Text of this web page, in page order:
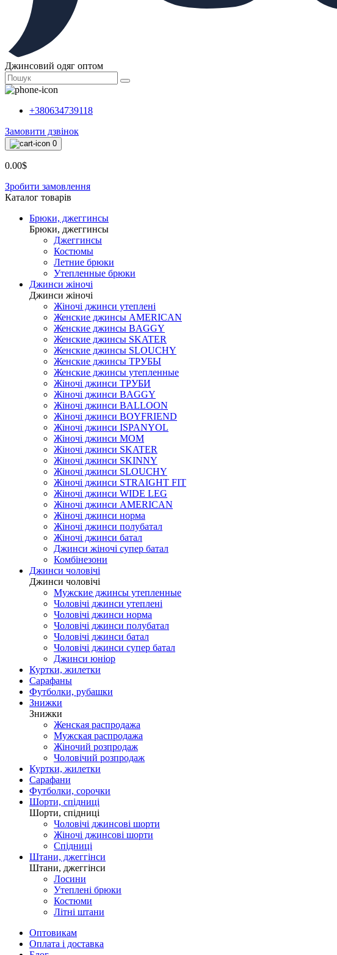
Джинсовий одяг оптом
+380634739118
Замовити дзвінок
0
0.00$
Зробити замовлення
Каталог товарiв
Брюки, джеггинсы
Брюки, джеггинсы
Джеггинсы
Костюмы
Летние брюки
Утепленные брюки
Джинси жіночі
Джинси жіночі
Жіночі джинси утеплені
Женские джинсы AMERICAN
Женские джинсы BAGGY
Женские джинсы SKATER
Женские джинсы SLOUCHY
Женские джинсы ТРУБЫ
Женские джинсы утепленные
Жіночі джинси ТРУБИ
Жіночі джинси BAGGY
Жіночі джинси BALLOON
Жіночі джинси BOYFRIEND
Жіночі джинси ISPANYOL
Жіночі джинси МОМ
Жіночі джинси SKATER
Жіночі джинси SKINNY
Жіночі джинси SLOUCHY
Жіночі джинси STRAIGHT FIT
Жіночі джинси WIDE LEG
Жіночі джинси AMERICAN
Жіночі джинси норма
Жіночі джинси полубатал
Жіночі джинси батал
Джинси жіночі супер батал
Комбінезони
Джинси чоловічі
Джинси чоловічі
Мужские джинсы утепленные
Чоловічі джинси утеплені
Чоловічі джинси норма
Чоловічі джинси полубатал
Чоловічі джинси батал
Чоловічі джинси супер батал
Джинси юніор
Куртки, жилетки
Сарафаны
Футболки, рубашки
Знижки
Знижки
Женская распродажа
Мужская распродажа
Жіночий розпродаж
Чоловічий розпродаж
Куртки, жилетки
Сарафани
Футболки, сорочки
Шорти, спідниці
Шорти, спідниці
Чоловічі джинсові шорти
Жіночі джинсові шорти
Спідниці
Штани, джеггінси
Штани, джеггінси
Лосини
Утеплені брюки
Костюми
Літні штани
Оптовикам
Оплата і доставка